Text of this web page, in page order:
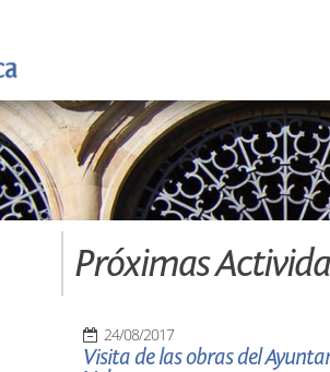
Próximas
24/08/2017
Visita de las obras del